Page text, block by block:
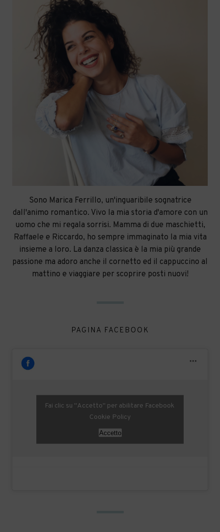
Sono Marica Ferrillo, un'inguaribile sognatrice
dall'animo romantico. Vivo la mia storia d'amore con un
uomo che mi regala sorrisi. Mamma di due maschietti,
Raffaele e Riccardo, ho sempre immaginato la mia vita
insieme a loro. La danza classica è la mia più grande
passione ma adoro anche il cornetto ed il cappuccino al
mattino e viaggiare per scoprire posti nuovi!
PAGINA FACEBOOK
Fai clic su "Accetto" per abilitare Facebook
Cookie Policy
Accetto